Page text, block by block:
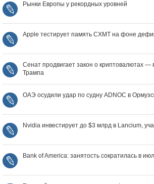
Рынки Европы у рекордных уровней
Apple тестирует память CXMT на фоне
Сенат продвигает закон о криптовалютах
Трампа
ОАЭ осудили удар по судну ADNOC в
Nvidia инвестирует до $3 млрд в Lancium,
Bank of America: занятость сократилась в